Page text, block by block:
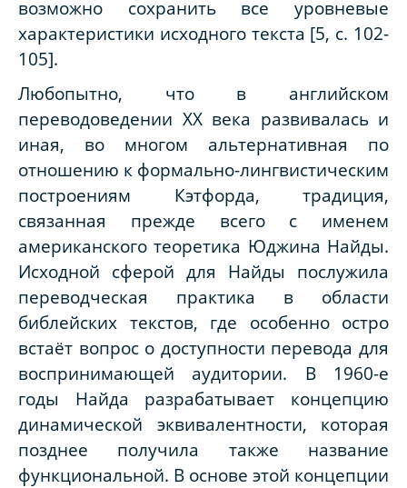
возможно сохранить все уровневые
характеристики исходного текста [5, с. 102-
105].
Любопытно, что в английском
переводоведении XX века развивалась и
иная, во многом альтернативная по
отношению к формально-лингвистическим
построениям Кэтфорда, традиция,
связанная прежде всего с именем
американского теоретика Юджина Найды.
Исходной сферой для Найды послужила
переводческая практика в области
библейских текстов, где особенно остро
встаёт вопрос о доступности перевода для
воспринимающей аудитории. В 1960-е
годы Найда разрабатывает концепцию
динамической эквивалентности, которая
позднее получила также название
функциональной. В основе этой концепции